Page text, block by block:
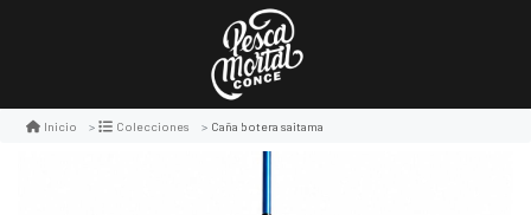
Inicio Colecciones Caña botera saitama